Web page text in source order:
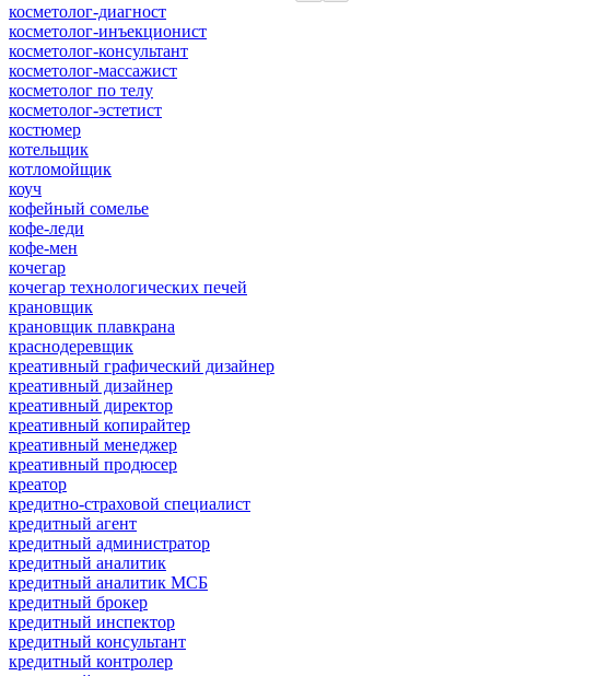
косметолог-диагност
косметолог-инъекционист
косметолог-консультант
косметолог-массажист
косметолог по телу
косметолог-эстетист
костюмер
котельщик
котломойщик
коуч
кофейный сомелье
кофе-леди
кофе-мен
кочегар
кочегар технологических печей
крановщик
крановщик плавкрана
краснодеревщик
креативный графический дизайнер
креативный дизайнер
креативный директор
креативный копирайтер
креативный менеджер
креативный продюсер
креатор
кредитно-страховой специалист
кредитный агент
кредитный администратор
кредитный аналитик
кредитный аналитик МСБ
кредитный брокер
кредитный инспектор
кредитный консультант
кредитный контролер